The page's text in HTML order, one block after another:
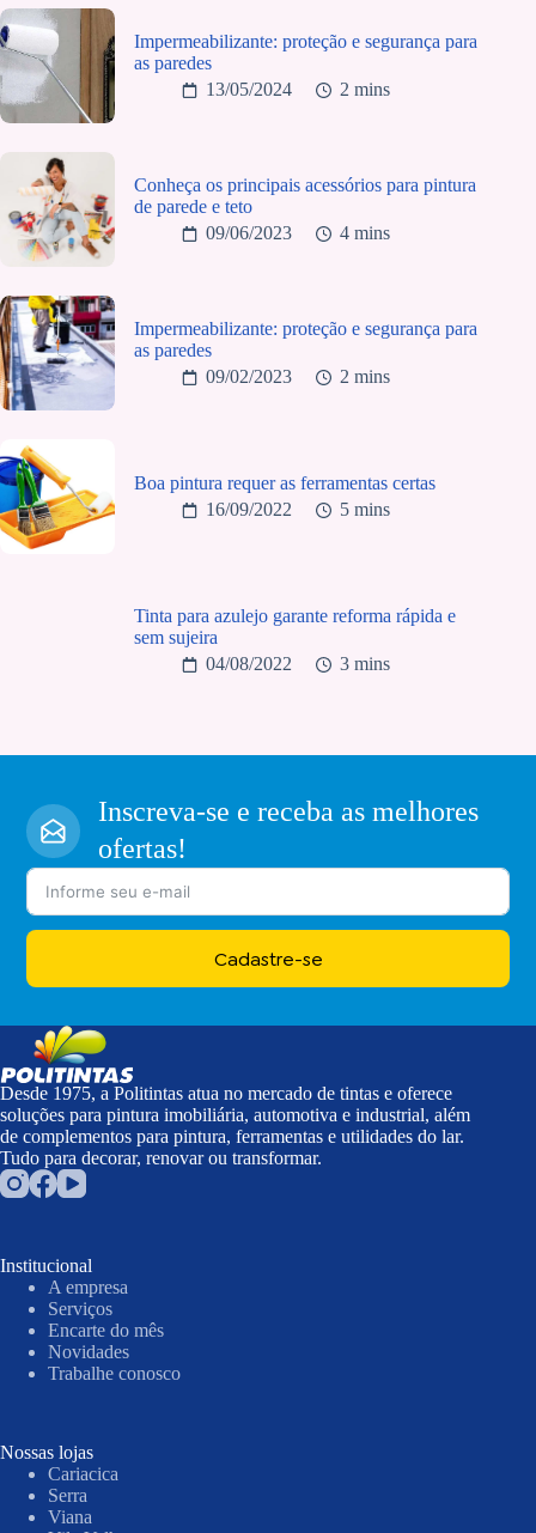
Impermeabilizante: proteção e segurança para
as paredes
13/05/2024
2 mins
Conheça os principais acessórios para pintura
de parede e teto
09/06/2023
4 mins
Impermeabilizante: proteção e segurança para
as paredes
09/02/2023
2 mins
Boa pintura requer as ferramentas certas
16/09/2022
5 mins
Tinta para azulejo garante reforma rápida e
sem sujeira
04/08/2022
3 mins
Inscreva-se e receba as melhores
ofertas!
Cadastre-se
Desde 1975, a Politintas atua no mercado de tintas e oferece
soluções para pintura imobiliária, automotiva e industrial, além
de complementos para pintura, ferramentas e utilidades do lar.
Tudo para decorar, renovar ou transformar.
Institucional
A empresa
Serviços
Encarte do mês
Novidades
Trabalhe conosco
Nossas lojas
Cariacica
Serra
Viana